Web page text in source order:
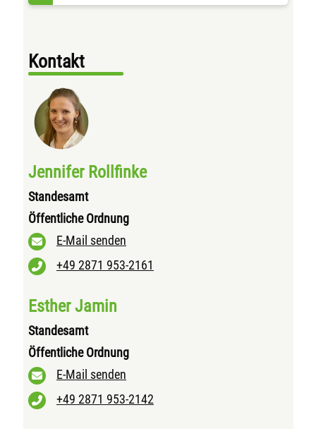
Kontakt
Jennifer Rollfinke
Standesamt
Öffentliche Ordnung
E-Mail senden
+49 2871 953-2161
Esther Jamin
Standesamt
Öffentliche Ordnung
E-Mail senden
+49 2871 953-2142